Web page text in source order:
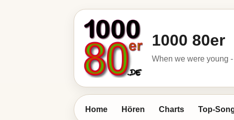
1000 80er
When we were young
Home Hören Charts Top-